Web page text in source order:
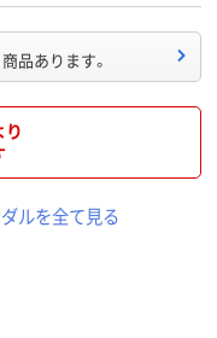
商品あります。
ルを全て見る